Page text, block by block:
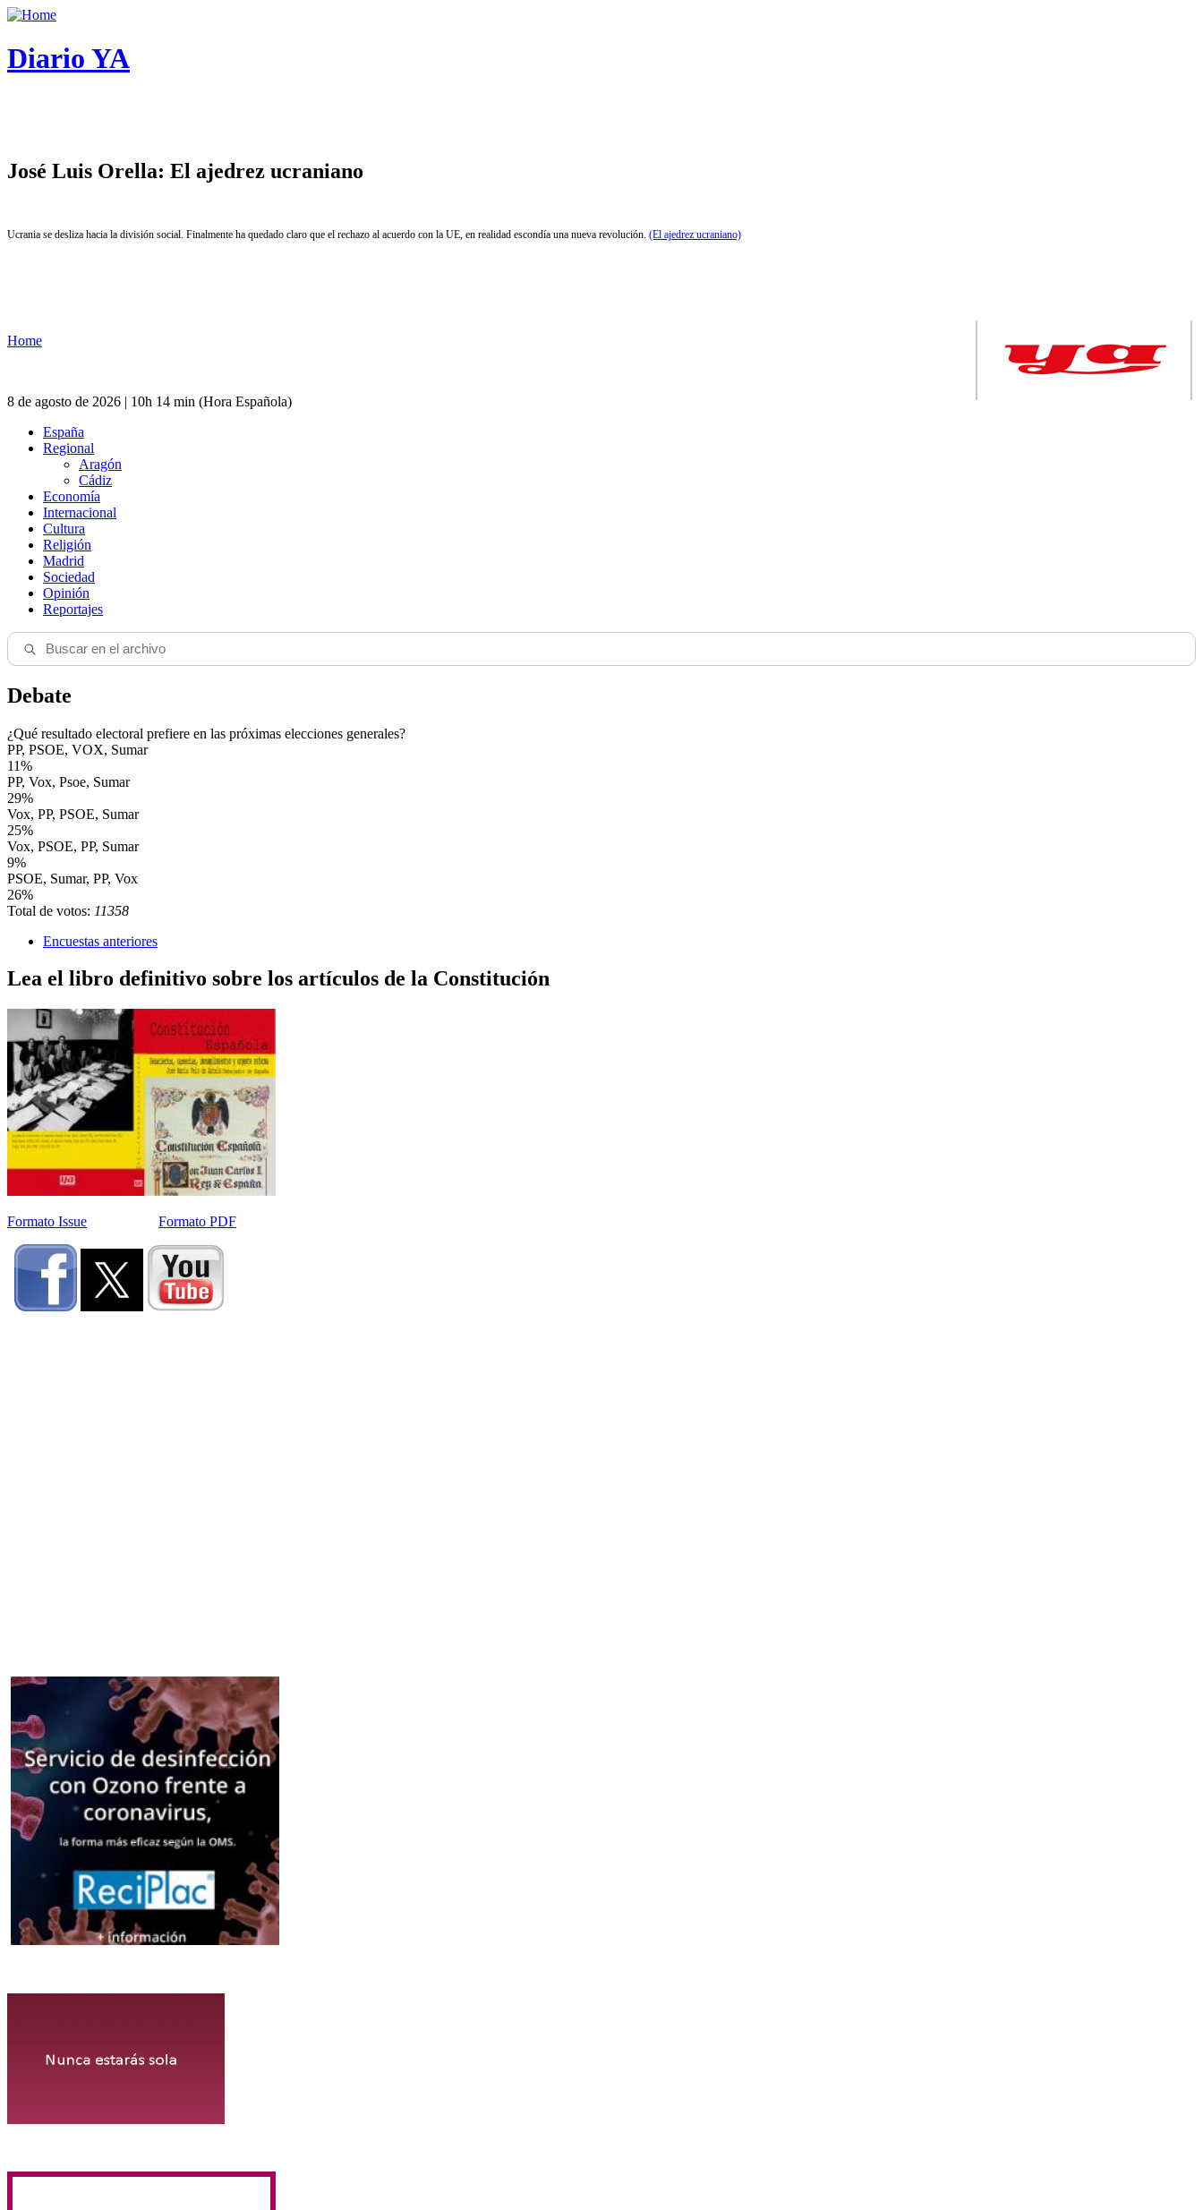
Diario YA
José Luis Orella: El ajedrez ucraniano
Ucrania se desliza hacia la división social. Finalmente ha quedado claro que el rechazo al acuerdo con la UE, en realidad escondía una nueva revolución. (El ajedrez ucraniano)
Home
8 de agosto de 2026 | 10h 14 min (Hora Española)
España
Regional
Aragón
Cádiz
Economía
Internacional
Cultura
Religión
Madrid
Sociedad
Opinión
Reportajes
Debate
¿Qué resultado electoral prefiere en las próximas elecciones generales?
PP, PSOE, VOX, Sumar
11%
PP, Vox, Psoe, Sumar
29%
Vox, PP, PSOE, Sumar
25%
Vox, PSOE, PP, Sumar
9%
PSOE, Sumar, PP, Vox
26%
Total de votos: 11358
Encuestas anteriores
Lea el libro definitivo sobre los artículos de la Constitución
Formato Issue Formato PDF